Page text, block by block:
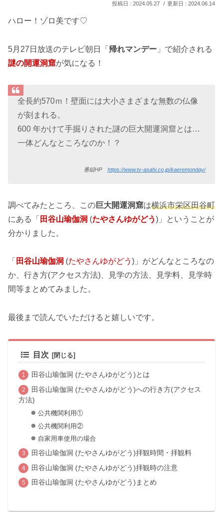
2024.05.27 2024.06.14
ハロー！ゾロ美です♡
5月27日放送のテレビ朝日「 帰れマンデー 」で紹介される
謎の開運洞窟が気になる！
全長約570ｍ！壁面には大小さまざまな無数の仏像
が刻まれる。
600 年かけて手掘りされた謎の巨大開運洞窟とは…
一体どんなところなのか！？
番組HP https://www.tv-asahi.co.jp/kaeremonday/
調べてみたところ、この巨大開運洞窟は横浜市栄区田谷町
にある「 田谷山瑜伽洞 (たやさんゆがどう)」ということが
分かりました。
「 田谷山瑜伽洞 (たやさんゆがどう )」がどんなところなの
か、行き方(アクセス方法)、見学の方法、見学料、見学時
間等まとめてみました。
最後まで読んでいただけると嬉しいです。
目次
田谷山瑜伽洞 (たやさんゆがどう)とは
田谷山瑜伽洞 (たやさんゆがどう)への行き方(アクセス
方法)
公共機関利用①
公共機関利用②
自家用車使用の場合
田谷山瑜伽洞 (たやさんゆがどう)拝観時間・拝観料
田谷山瑜伽洞 (たやさんゆがどう)拝観時の注意
田谷山瑜伽洞 (たやさんゆがどう)まとめ